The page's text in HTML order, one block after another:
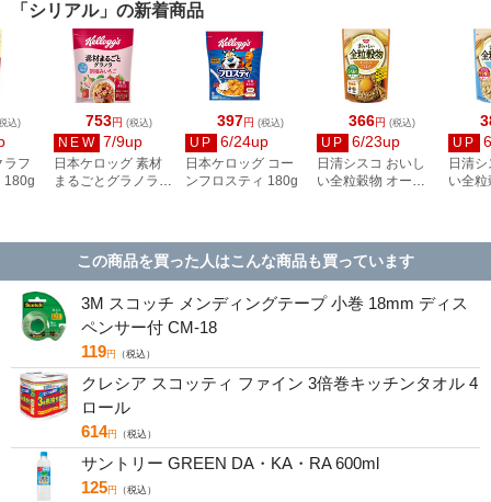
「シリアル」の新着商品
753円 (税込)
NEW 7/9up
日本ケロッグ 素材
まるごとグラノラ
397円 (税込)
UP 6/24up
日本ケロッグ コー
ンフロスティ 180g
366円 (税込)
UP 6/23up
日清シスコ おいし
い全粒穀物 オート
UP
日清
い全
込)
ラフ
180g
この商品を買った人はこんな商品も買っています
3M スコッチ メンディングテープ 小巻 18mm ディス
ペンサー付 CM-18
119円 （税込）
クレシア スコッティ ファイン 3倍巻キッチンタオル 4
ロール
614円 （税込）
サントリー GREEN DA・KA・RA 600ml
125円 （税込）